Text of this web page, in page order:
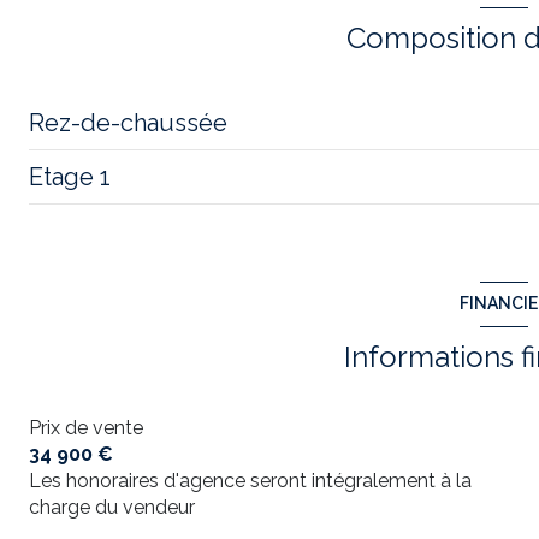
Composition
Rez-de-chaussée
salon/sejour
Etage 1
Informations
Prix de vente
34 900 €
Les honoraires d'agence seront intégralement à la
charge du vendeur